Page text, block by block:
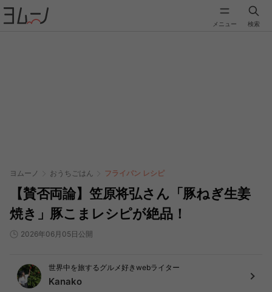
メニュー 検索
ヨムーノ おうちごはん フライパン レシピ
【賛否両論】笠原将弘さん「豚ねぎ生姜
焼き」豚こまレシピが絶品！
2026年06月05日公開
世界中を旅するグルメ好きwebライター
Kanako